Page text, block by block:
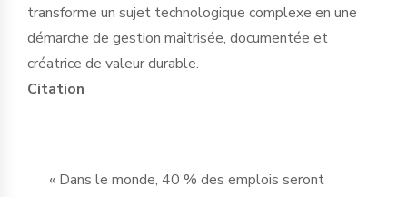
transforme un sujet technologique complexe en une
démarche de gestion maîtrisée, documentée et
créatrice de valeur durable.
Citation
« Dans le monde, 40 % des emplois seront